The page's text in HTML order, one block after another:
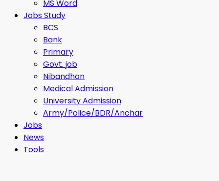
MS Word
Jobs Study
BCS
Bank
Primary
Govt. job
Nibandhon
Medical Admission
University Admission
Army/Police/BDR/Anchar
Jobs
News
Tools